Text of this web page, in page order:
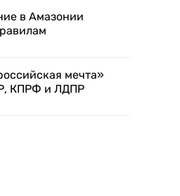
в Амазонии
мечта»
КПРФ и ЛДПР